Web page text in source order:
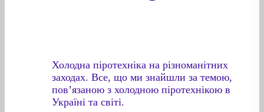
Холодна піротехніка на різноманітних
заходах. Все, що ми знайшли за темою,
пов’язаною з холодною піротехнікою в
Україні та світі.